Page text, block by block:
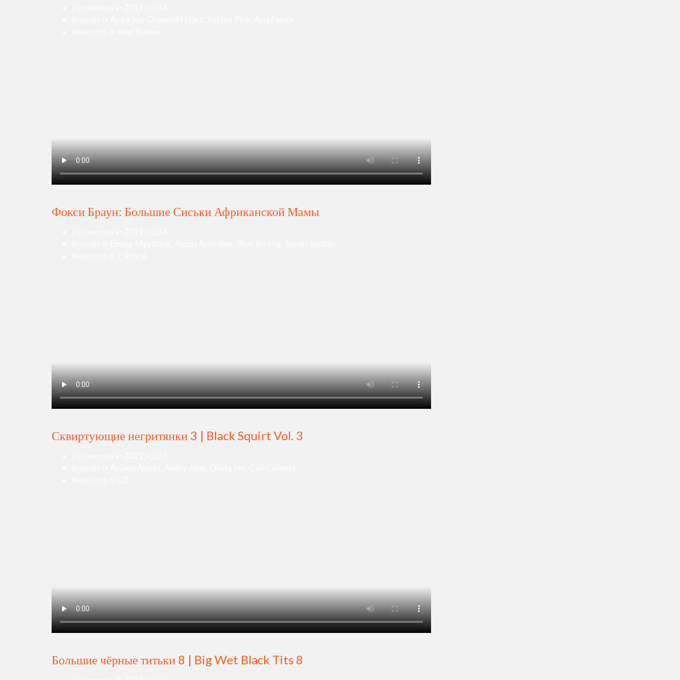
Фокси Браун: Большие Сиськи Африканской Мамы
Сквиртующие негритянки 3 | Black Squirt Vol. 3
Большие чёрные титьки 8 | Big Wet Black Tits 8